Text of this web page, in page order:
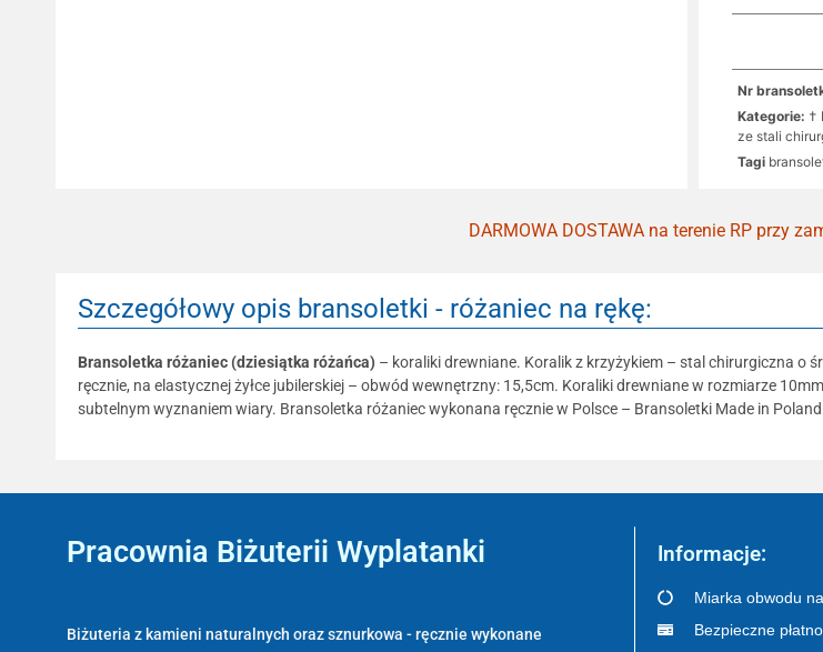
Nr
Kategorie: †
ze stali
Tagi
DARMOWA DOSTAWA na terenie RP przy
Szczegółowy opis bransoletki - różaniec na rękę:
Bransoletka różaniec (dziesiątka różańca) – koraliki drewniane. Koralik z krzyżykiem – stal chirurgiczna o
ręcznie, na elastycznej żyłce jubilerskiej – obwód wewnętrzny: 15,5cm. Koraliki drewniane w rozmiarze
subtelnym wyznaniem wiary. Bransoletka różaniec wykonana ręcznie w Polsce – Bransoletki Made in
Pracownia Biżuterii Wyplatanki
Biżuteria z kamieni naturalnych oraz sznurkowa - ręcznie wykonane
Informacje:
Miarka obwodu
Bezpieczne